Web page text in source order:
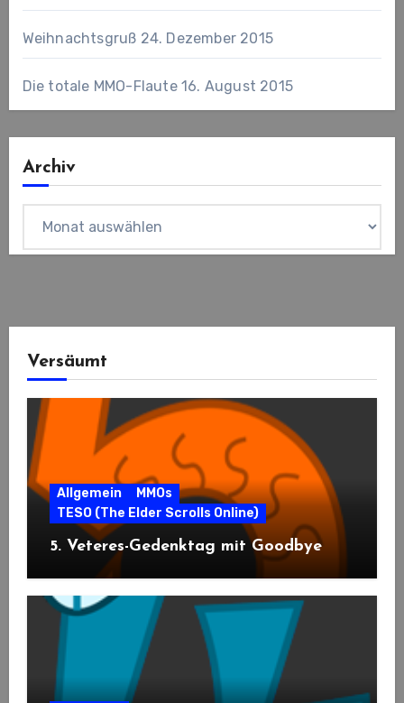
Weihnachtsgruß 24. Dezember 2015
Die totale MMO-Flaute 16. August 2015
Archiv
Versäumt
Allgemein
MMOs
TESO (The Elder Scrolls Online)
5. Veteres-Gedenktag mit Goodbye